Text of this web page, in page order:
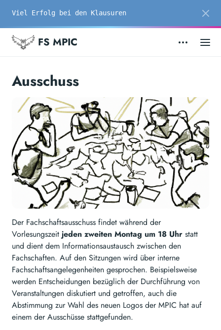
Viel Erfolg bei den Klausuren
FS MPIC
Ausschuss
Der Fachschaftsausschuss findet während der
Vorlesungszeit jeden zweiten Montag um 18 Uhr statt
und dient dem Informationsaustausch zwischen den
Fachschaften. Auf den Sitzungen wird über interne
Fachschaftsangelegenheiten gesprochen. Beispielsweise
werden Entscheidungen bezüglich der Durchführung von
Veranstaltungen diskutiert und getroffen, auch die
Abstimmung zur Wahl des neuen Logos der MPIC hat auf
einem der Ausschüsse stattgefunden.